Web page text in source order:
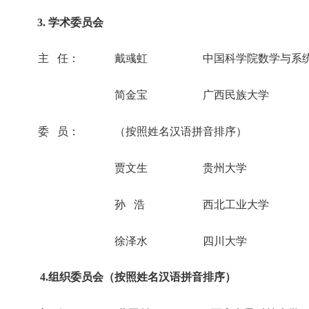
3. 学术委员会
主 任： 戴彧虹 中国科学院数学与系
简金宝 广西民族大学
委 员： （按照姓名汉语拼音排序）
贾文生 贵州大学
孙 浩 西北工业大学
徐泽水 四川大学
4.组织委员会（按照姓名汉语拼音排序）